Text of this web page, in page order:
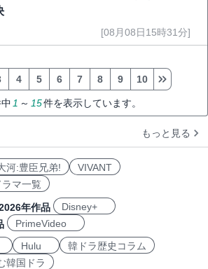
[08月08日15時31分]
1 ～ 15件を表示しています。
4 5 6 7 8 9 10
もっと見る
河:豊臣兄弟!
VIVANT
マ一覧
年作品
Disney+
PrimeVideo
Hulu
韓ドラ歴史コラム
韓国ドラ